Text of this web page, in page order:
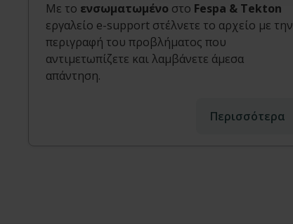
Με το ενσωματωμένο στο Fespa & Tekton
εργαλείο e-support στέλνετε το αρχείο με την
περιγραφή του προβλήματος που
αντιμετωπίζετε και λαμβάνετε άμεσα
απάντηση.
Περισσότερα